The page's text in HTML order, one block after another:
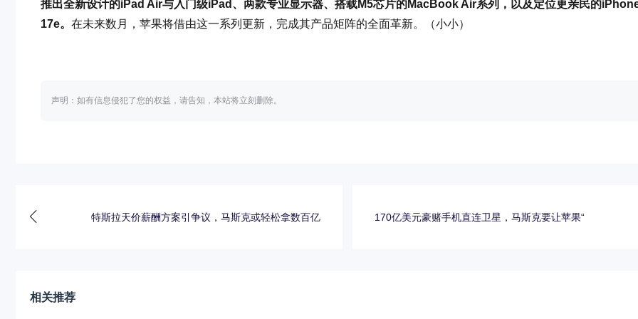
推出全新设计的iPad Air与入门级iPad、两款专业显示器、搭载M5芯片的MacBook Air系列，以及定位更亲民的
17e。 在未来数月，苹果将借由这一系列更新，完成其产品矩阵的全面革新。（小小）
声明：如有信息侵犯了您的权益，请告知，本站将立刻删除。
特斯拉天价薪酬方案引争议，马斯克或轻松拿数百亿 170亿美元豪赌手机直连卫星，马斯克要让苹果“
相关推荐